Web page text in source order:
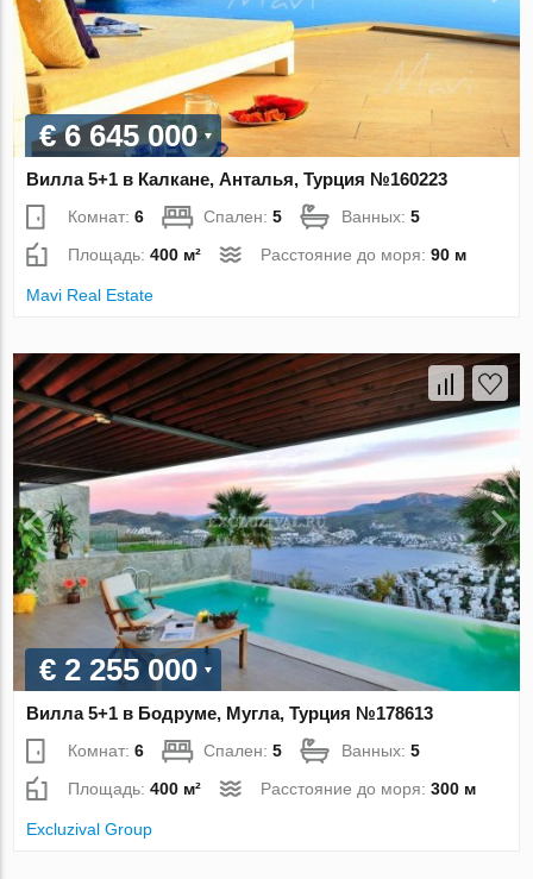
€ 6 645 000
Вилла 5+1 в Калкане, Анталья, Турция №160223
Комнат:6 Спален:5 Ванных:5
Площадь:400 м² Расстояние до моря:90 м
Mavi Real Estate
€ 2 255 000
Вилла 5+1 в Бодруме, Мугла, Турция №178613
Комнат:6 Спален:5 Ванных:5
Площадь:400 м² Расстояние до моря:300 м
Excluzival Group